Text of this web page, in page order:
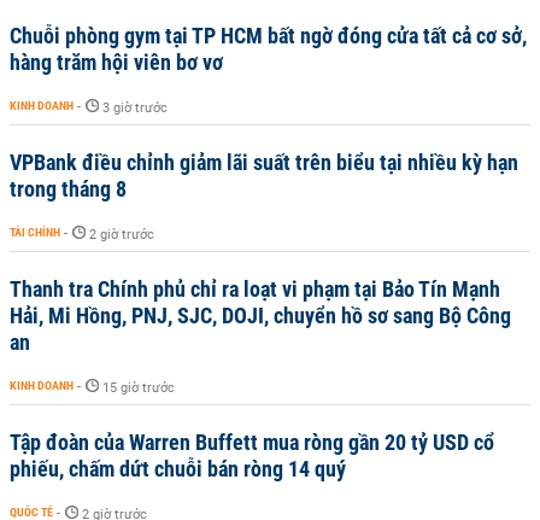
Chuỗi phòng gym tại TP HCM bất ngờ đóng cửa tất cả cơ sở,
hàng trăm hội viên bơ vơ
KINH DOANH - 3 giờ trước
VPBank điều chỉnh giảm lãi suất trên biểu tại nhiều kỳ hạn
trong tháng 8
TÀI CHÍNH - 2 giờ trước
Thanh tra Chính phủ chỉ ra loạt vi phạm tại Bảo Tín Mạnh
Hải, Mi Hồng, PNJ, SJC, DOJI, chuyển hồ sơ sang Bộ Công
an
KINH DOANH - 15 giờ trước
Tập đoàn của Warren Buffett mua ròng gần 20 tỷ USD cổ
phiếu, chấm dứt chuỗi bán ròng 14 quý
QUỐC TẾ - 2 giờ trước